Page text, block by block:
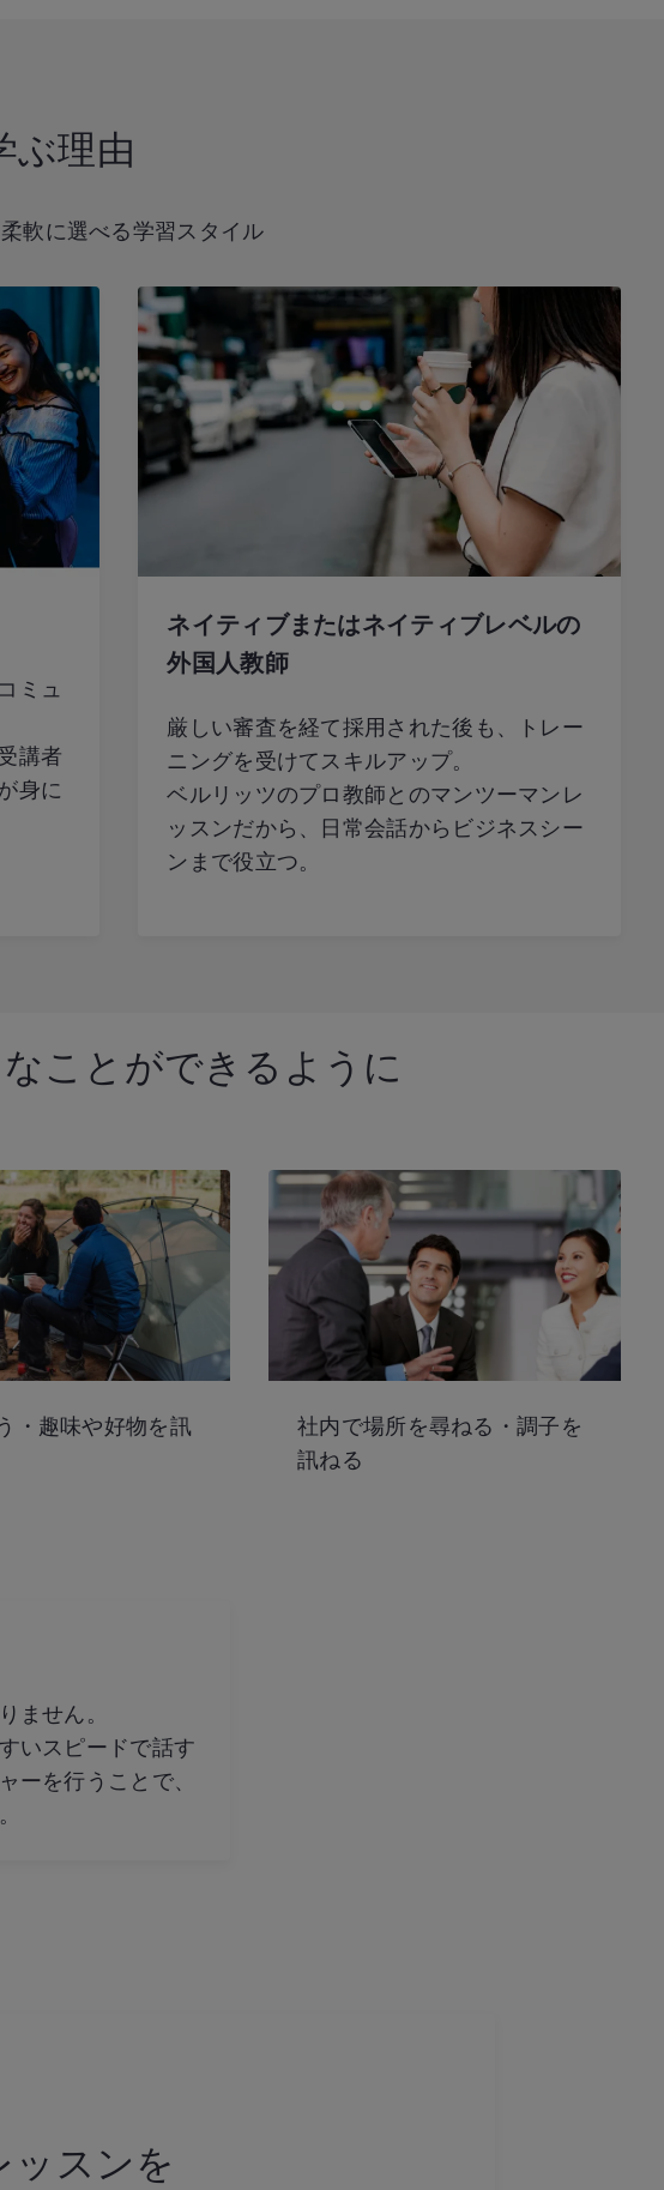
ぶ理由
軟に選べる学習スタイル
ミュ
講者
身に
ネイティブまたはネイティブレベルの
外国人教師
厳しい審査を経て採用された後も、トレー
ニングを受けてスキルアップ。
ベルリッツのプロ教師とのマンツーマンレ
ッスンだから、日常会話からビジネスシー
ンまで役立つ。
ことができるように
・趣味や好物を訊
社内で場所を尋ねる・調子を
訊ねる
ません。
いスピードで話す
ーを行うことで、
ッスンを